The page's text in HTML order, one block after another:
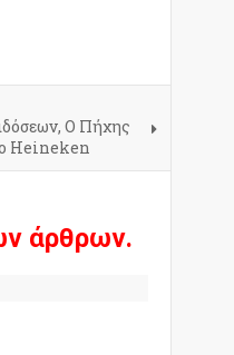
Ο Πήχης
Heineken
άρθρων.